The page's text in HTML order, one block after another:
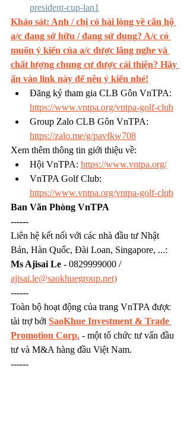
president-cup-lan1
Khảo sát: Anh / chị có hài lòng về căn hộ
a/c đang sở hữu / đang sử dụng? A/c có
muốn ý kiến của a/c được lắng nghe và
chất lượng chung cư được cải thiện? Hãy
ấn vào link này để nêu ý kiến nhé!
Đăng ký tham gia CLB Gôn VnTPA:
https://www.vntpa.org/vntpa-golf-club
Group Zalo CLB Gôn VnTPA:
https://zalo.me/g/pavfkw708
Xem thêm thông tin giới thiệu về:
Hội VnTPA: https://www.vntpa.org/
VnTPA Golf Club:
https://www.vntpa.org/vntpa-golf-club
Ban Văn Phòng VnTPA
------
Liên hệ kết nối với các nhà đầu tư Nhật
Bản, Hàn Quốc, Đài Loan, Singapore, ...:
Ms Ajisai Le - 0829999000 /
ajisai.le@saokhuegroup.net)
------
Toàn bộ hoạt động của trang VnTPA được
tài trợ bởi SaoKhue Investment & Trade
Promotion Corp. - một tổ chức tư vấn đầu
tư và M&A hàng đầu Việt Nam.
------